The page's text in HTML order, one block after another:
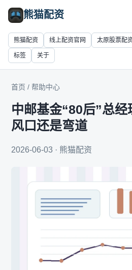
熊猫配资
熊猫配资 线上配资官网 太原股票配
标签 关于
首页 / 帮助中心
中邮基金“80后”总经
风口还是弯道
2026-06-03 · 熊猫配资